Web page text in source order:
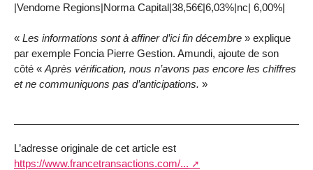
|Vendome Regions|Norma Capital|38,56€|6,03%|nc| 6,00%|
« Les informations sont à affiner d’ici fin décembre » explique
par exemple Foncia Pierre Gestion. Amundi, ajoute de son
côté «Après vérification, nous n’avons pas encore les chiffres
et ne communiquons pas d’anticipations. »
L’adresse originale de cet article est
https://www.francetransactions.com/...